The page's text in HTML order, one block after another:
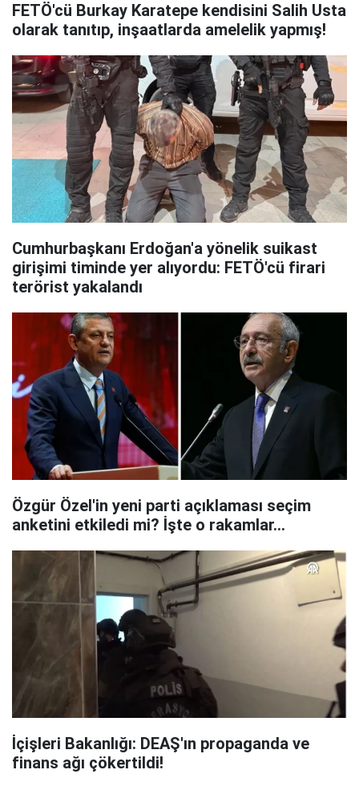
FETÖ'cü Burkay Karatepe kendisini Salih Usta
olarak tanıtıp, inşaatlarda amelelik yapmış!
Cumhurbaşkanı Erdoğan'a yönelik suikast
girişimi timinde yer alıyordu: FETÖ'cü firari
terörist yakalandı
Özgür Özel'in yeni parti açıklaması seçim
anketini etkiledi mi? İşte o rakamlar...
İçişleri Bakanlığı: DEAŞ'ın propaganda ve
finans ağı çökertildi!